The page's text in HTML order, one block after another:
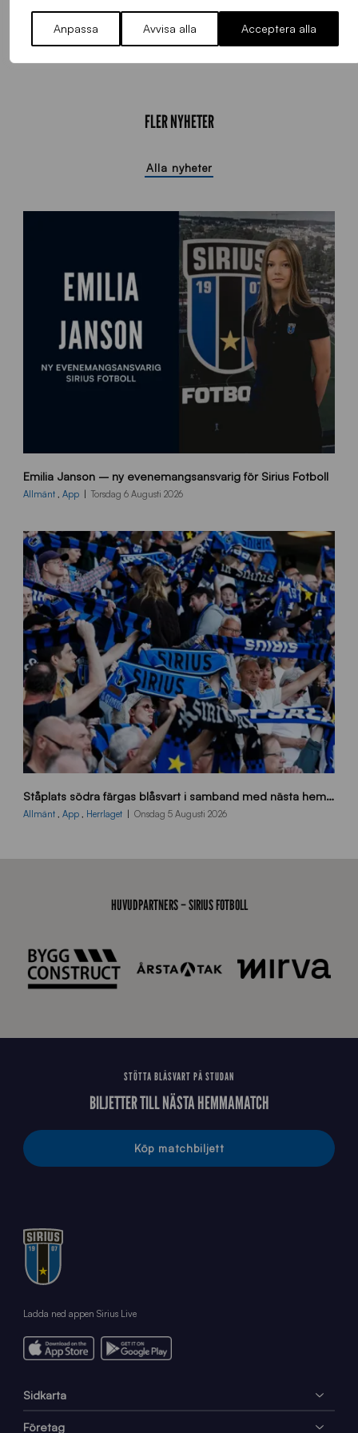
Anpassa Avvisa alla Acceptera alla
lycka framöver, avslutar sportchef Ola Andersson.
FLER NYHETER
Alla nyheter
0
0
7
0
0
_
E
J
Emilia Janson – ny evenemangsansvarig för Sirius Fotboll
Allmänt , App Torsdag 6 Augusti 2026
ö
d
2
0
2
Ståplats södra färgas blåsvart i samband med nästa hemmamatch
Allmänt , App , Herrlaget Onsdag 5 Augusti 2026
HUVUDPARTNERS – SIRIUS FOTBOLL
STÖTTA BLÅSVART PÅ STUDAN
BILJETTER TILL NÄSTA HEMMAMATCH
Köp matchbiljett
Ladda ned appen Sirius Live
Sidkarta
Företag